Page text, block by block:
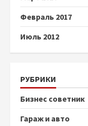
Февраль 2017
Июль 2012
РУБРИКИ
Бизнес советник
Гараж и авто